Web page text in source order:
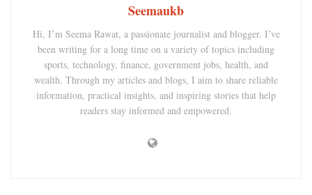
Seemaukb
Hi, I’m Seema Rawat, a passionate journalist and blogger. I’ve
been writing for a long time on a variety of topics including
sports, technology, finance, government jobs, health, and
wealth. Through my articles and blogs, I aim to share reliable
information, practical insights, and inspiring stories that help
readers stay informed and empowered.